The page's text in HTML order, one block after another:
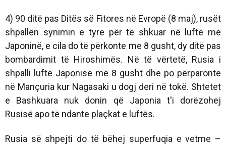
4) 90 ditë pas Ditës së Fitores në Evropë (8 maj), rusët
shpallën synimin e tyre për të shkuar në luftë me
Japoninë, e cila do të përkonte me 8 gusht, dy ditë pas
bombardimit të Hiroshimës. Në të vërtetë, Rusia i
shpalli luftë Japonisë më 8 gusht dhe po përparonte
në Mançuria kur Nagasaki u dogj deri në tokë. Shtetet
e Bashkuara nuk donin që Japonia t'i dorëzohej
Rusisë apo të ndante plaçkat e luftës.
Rusia së shpejti do të bëhej superfuqia e vetme –